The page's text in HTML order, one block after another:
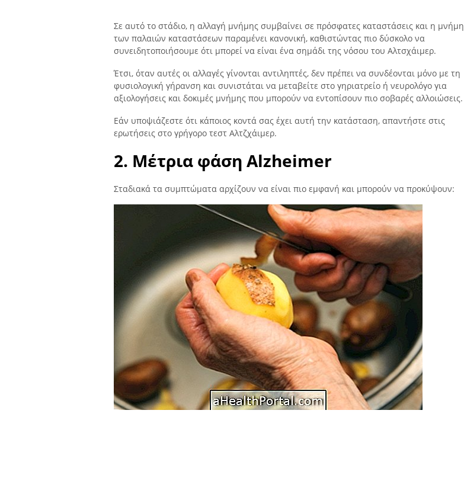
Σε αυτό το στάδιο, η αλλαγή μνήμης συμβαίνει σε πρόσφατες καταστάσεις και η μνήμη
των παλαιών καταστάσεων παραμένει κανονική, καθιστώντας πιο δύσκολο να
συνειδητοποιήσουμε ότι μπορεί να είναι ένα σημάδι της νόσου του Αλτσχάιμερ.
Έτσι, όταν αυτές οι αλλαγές γίνονται αντιληπτές, δεν πρέπει να συνδέονται μόνο με τη
φυσιολογική γήρανση και συνιστάται να μεταβείτε στο γηριατρείο ή νευρολόγο για
αξιολογήσεις και δοκιμές μνήμης που μπορούν να εντοπίσουν πιο σοβαρές αλλοιώσεις.
Εάν υποψιάζεστε ότι κάποιος κοντά σας έχει αυτή την κατάσταση, απαντήστε στις
ερωτήσεις στο γρήγορο τεστ Αλτζχάιμερ.
2. Μέτρια φάση Alzheimer
Σταδιακά τα συμπτώματα αρχίζουν να είναι πιο εμφανή και μπορούν να προκύψουν: